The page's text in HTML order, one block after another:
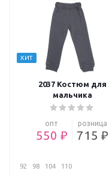
ХИТ
2037 Костюм для
мальчика
опт
550 ₽
розница
715 ₽
92 98 104 110